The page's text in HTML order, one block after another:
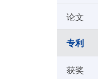
论文
专利
获奖